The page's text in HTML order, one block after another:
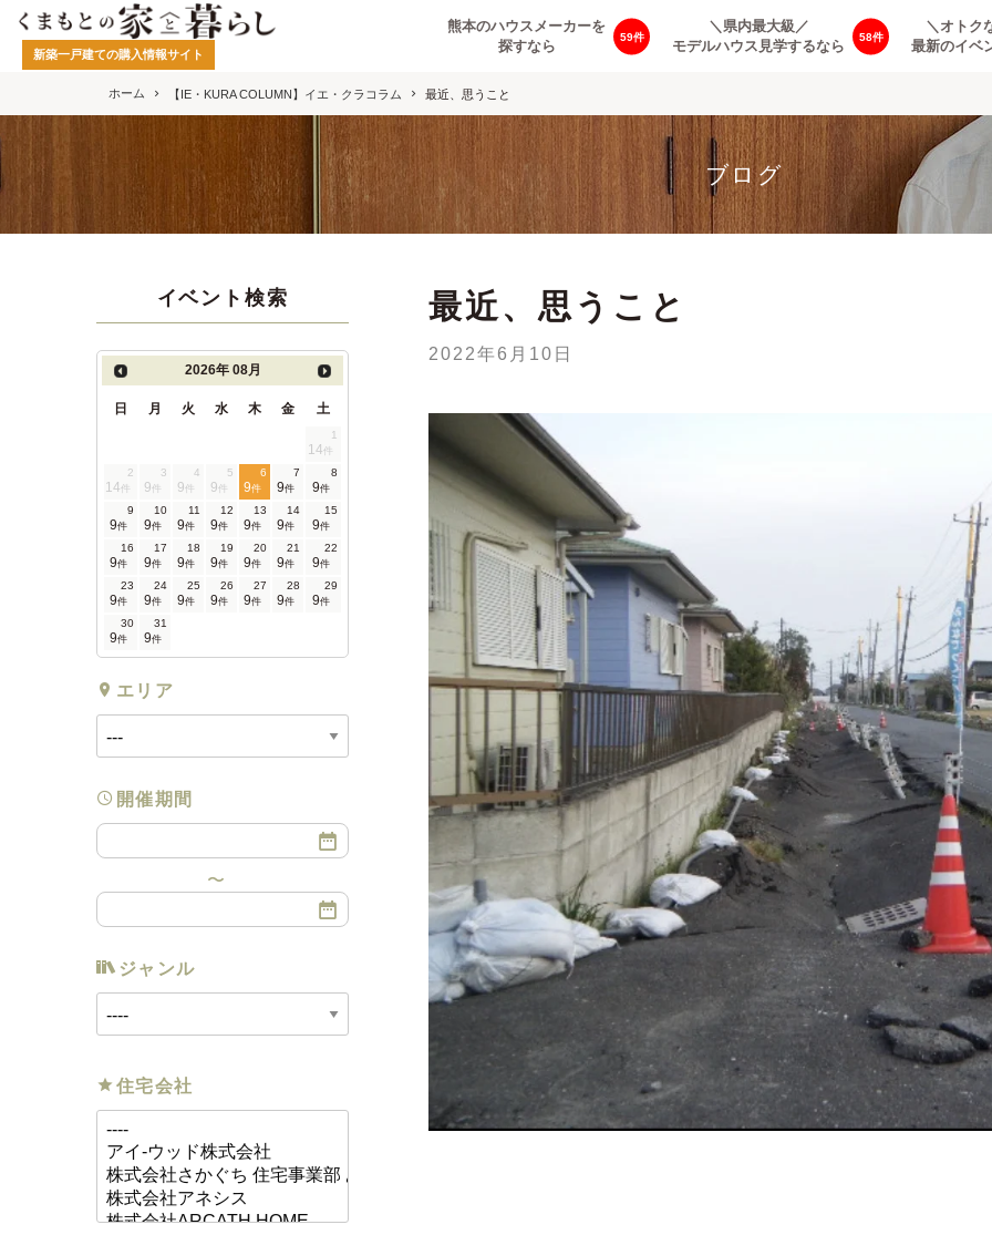
新築一戸建ての購入情報サイト
59
熊本のハウスメーカーを
探すなら
58
＼県内最大級／
モデルハウス見学するなら
＼オトク
最新のイベ
ホーム 【IE・KURA COLUMN】イエ・クラコラム 最近、思うこと
ブログ
イベント検索
2026年 08月
日 月 火 水 木 金 土
1
14件
2
14件
3
9件
4
9件
5
9件
6
9件
7
9件
8
9件
9
9件
10
9件
11
9件
12
9件
13
9件
14
9件
15
9件
16
9件
17
9件
18
9件
19
9件
20
9件
21
9件
22
9件
23
9件
24
9件
25
9件
26
9件
27
9件
28
9件
29
9件
30
9件
31
9件
エリア
開催期間
ジャンル
住宅会社
最近、思うこと
2022年6月10日